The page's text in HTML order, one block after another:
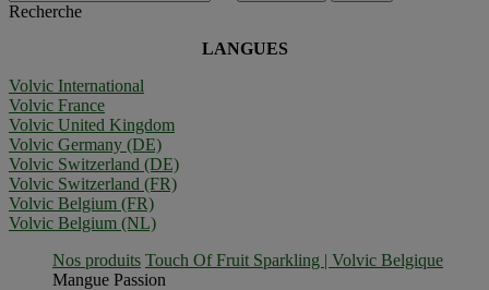
Recherche
LANGUES
Volvic International
Volvic France
Volvic United Kingdom
Volvic Germany (DE)
Volvic Switzerland (DE)
Volvic Switzerland (FR)
Volvic Belgium (FR)
Volvic Belgium (NL)
Nos produits Touch Of Fruit Sparkling | Volvic Belgique
Mangue Passion